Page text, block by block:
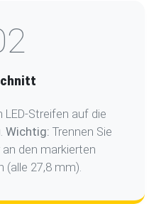
LED-Streifen auf die
Wichtig: Trennen Sie
den markierten
(alle 27,8 mm).